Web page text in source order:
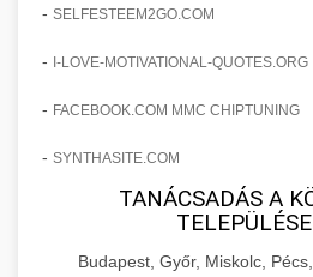
amelyek valós
marketing stratégiai
útjáról, bemutatva az utat a
virágzó vállalkozásig 150%-
klinika átalakulási
Érdeklődés 150%-os
Technikák és
érdeklődésének és
növeléséhez. Egy
esettanulmány gyakorlati
🎮 19. AI Google
Kampány
- SELFESTEEM2GO.COM
- I-LOVE-MOTIVATIONAL-QUOTES.ORG
- FACEBOOK.COM MMC CHIPTUNING
- SYNTHASITE.COM
TANÁCSADÁS A
Budapest, Győr, Miskolc,